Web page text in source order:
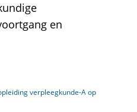
en
verpleegkunde-A op